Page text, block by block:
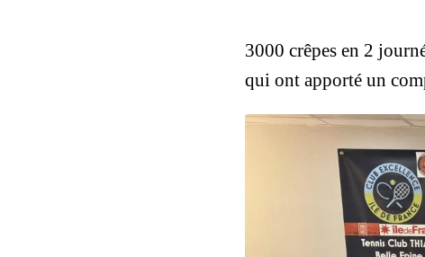
3000 crêpes en 2
qui ont apporté un